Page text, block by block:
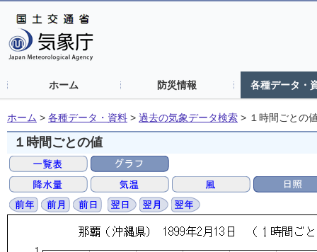
ホーム 防災情報 各種データ・
ホーム > 各種データ・資料 > 過去の気象データ検索 > １時間ごとの
１時間ごとの値